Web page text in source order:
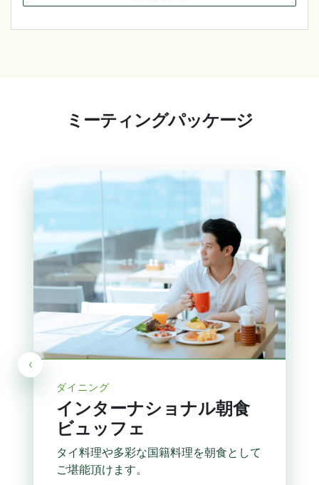
ミーティングパッケージ
ダイニング
インターナショナル朝食
ビュッフェ
タイ料理や多彩な国籍料理を朝食として
ご堪能頂けます。
‹